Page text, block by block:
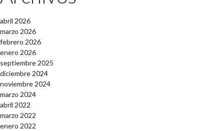
abril 2026
marzo 2026
febrero 2026
enero 2026
septiembre 2025
diciembre 2024
noviembre 2024
marzo 2024
abril 2022
marzo 2022
enero 2022